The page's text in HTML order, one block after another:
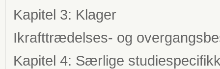
Kapitel 3: Klager
Ikrafttrædelses- og
Kapitel 4: Særlige